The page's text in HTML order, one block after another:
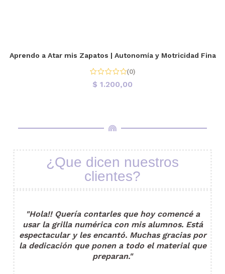
Aprendo a Atar mis Zapatos | Autonomía y Motricidad Fina
(0)
$ 1.200,00
¿Que dicen nuestros
clientes?
"Hola!! Quería contarles que hoy comencé a
usar la grilla numérica con mis alumnos. Está
espectacular y les encantó. Muchas gracias por
la dedicación que ponen a todo el material que
preparan."